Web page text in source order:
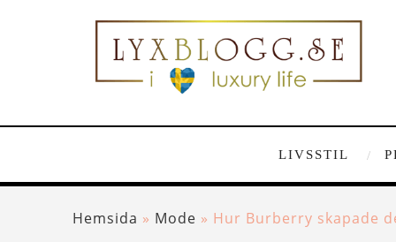
LIVSSTIL
Hemsida » Mode » Hur Burberry skapade